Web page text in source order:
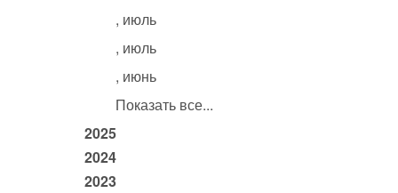
, июль
, июль
, июнь
Показать все...
2025
2024
2023